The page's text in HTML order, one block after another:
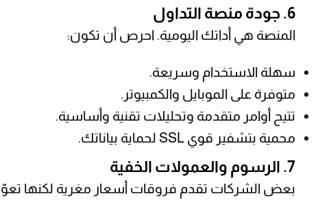
6. جودة منصة التداول
المنصة هي أداتك اليومية. احرص أن تكون:
سهلة الاستخدام وسريعة.
متوفرة على الموبايل والكمبيوتر.
تتيح أوامر متقدمة وتحليلات تقنية وأساسية.
محمية بتشفير قوي SSL لحماية بياناتك.
7. الرسوم والعمولات الخفية
بعض الشركات تقدم فروقات أسعار مغرية لكنها